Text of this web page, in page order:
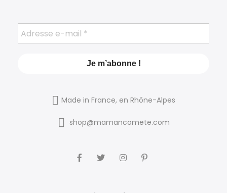
Made in France, en Rhône-Alpes
shop@mamancomete.com